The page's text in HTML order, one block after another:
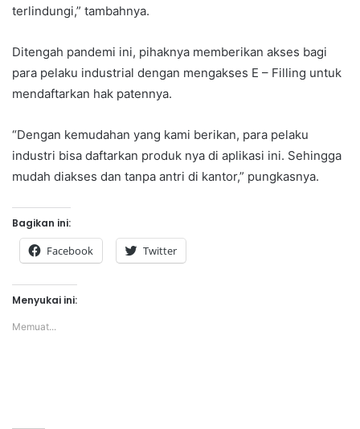
terlindungi,” tambahnya.
Ditengah pandemi ini, pihaknya memberikan akses bagi
para pelaku industrial dengan mengakses E – Filling untuk
mendaftarkan hak patennya.
“Dengan kemudahan yang kami berikan, para pelaku
industri bisa daftarkan produk nya di aplikasi ini. Sehingga
mudah diakses dan tanpa antri di kantor,” pungkasnya.
Bagikan ini:
Facebook Twitter
Menyukai ini:
Memuat...